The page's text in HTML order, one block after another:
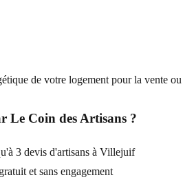
de votre logement pour la vente ou
Le Coin des Artisans ?
3 devis d'artisans à Villejuif
et sans engagement